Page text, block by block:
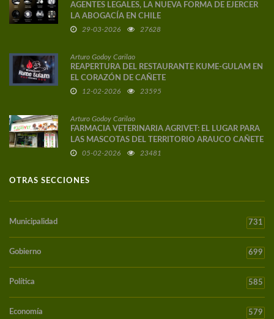
AGENTES LEGALES, LA NUEVA FORMA DE EJERCER
LA ABOGACÍA EN CHILE
29-03-2026 27628
Arturo Godoy Carilao
REAPERTURA DEL RESTAURANTE KUME-GULAM EN
EL CORAZÓN DE CAÑETE
12-02-2026 23595
Arturo Godoy Carilao
FARMACIA VETERINARIA AGRIVET: EL LUGAR PARA
LAS MASCOTAS DEL TERRITORIO ARAUCO CAÑETE
05-02-2026 23481
OTRAS SECCIONES
Municipalidad 731
Gobierno 699
Política 585
Economía 579